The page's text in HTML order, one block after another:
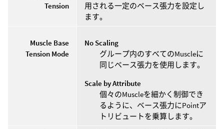
Tension
用される一定のベース張力を設定し
ます。
Muscle Base
Tension Mode
No Scaling
グループ内のすべてのMuscleに
同じベース張力を使用します。
Scale by Attribute
個々のMuscleを細かく制御でき
るように、ベース張力にPointア
トリビュートを乗算します。